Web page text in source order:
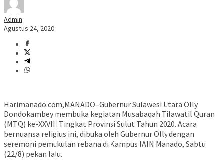
Admin
Agustus 24, 2020
Harimanado.com,MANADO–Gubernur Sulawesi Utara Olly
Dondokambey membuka kegiatan Musabaqah Tilawatil Quran
(MTQ) ke-XXVIII Tingkat Provinsi Sulut Tahun 2020. Acara
bernuansa religius ini, dibuka oleh Gubernur Olly dengan
seremoni pemukulan rebana di Kampus IAIN Manado, Sabtu
(22/8) pekan lalu.